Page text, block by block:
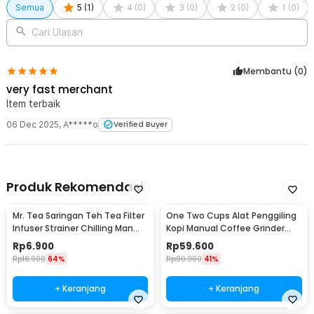
nasional (standar BPOM) dan internasional (FDA, BfR, GB 4806). Terjamin
100% food grade, higienis, bebas bahan kimia berbahaya saat terkena
air panas, dan yang terpenting tidak meninggalkan bau kertas (no
Semua 5 (1 ) 4 (0) 3 (0) 2 (0) 1 (0)
Cari Ulasan
Membantu (0)
very fast merchant
Item terbaik
06 Dec 2025, A*****o Verified Buyer
Produk Rekomendasi
Mr. Tea Saringan Teh Tea Filter
Infuser Strainer Chilling Man
Silicon - MR03
Rp6.900
Rp18.900 64%
+ Keranjang
One Two Cups Alat Penggiling
Kopi Manual Coffee Grinder
Portable - WFCG9800
Rp59.600
Rp99.900 41%
+ Keranjang